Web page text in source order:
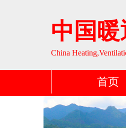
中国暖
China
首页